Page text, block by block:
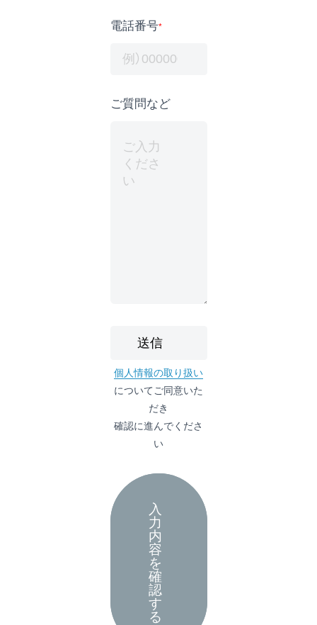
電話番号*
ご質問など
個人情報の取り扱い
についてご同意いた
だき
確認に進んでくださ
い
入
力
内
容
を
確
認
す
る